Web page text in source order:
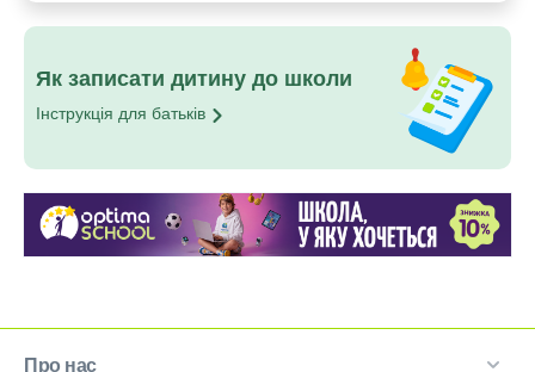
Як записати дитину до школи
Інструкція для батьків
Про нас